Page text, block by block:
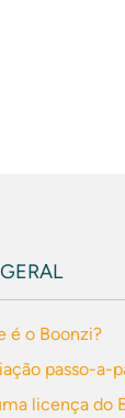
GERAL
é o Boonzi?
passo-a-
licença do